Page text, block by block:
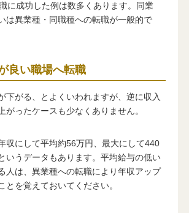
に成功した例は数多くあります。同業
は異業種・同職種への転職が一般的で
良い職場へ転職
下がる、とよくいわれますが、逆に収入
がったケースも少なくありません。
収にして平均約56万円、最大にして440
いうデータもあります。平均給与の低い
人は、異業種への転職により年収アップ
とを覚えておいてください。